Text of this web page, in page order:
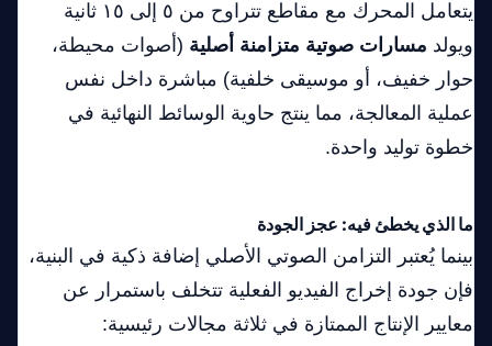
يتعامل المحرك مع مقاطع تتراوح من ٥ إلى ١٥ ثانية
ويولد مسارات صوتية متزامنة أصلية (أصوات محيطة،
حوار خفيف، أو موسيقى خلفية) مباشرة داخل نفس
عملية المعالجة، مما ينتج حاوية الوسائط النهائية في
خطوة توليد واحدة.
ما الذي يخطئ فيه: عجز الجودة
بينما يُعتبر التزامن الصوتي الأصلي إضافة ذكية في البنية،
فإن جودة إخراج الفيديو الفعلية تتخلف باستمرار عن
معايير الإنتاج الممتازة في ثلاثة مجالات رئيسية: